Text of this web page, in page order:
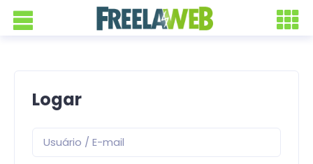
Logar